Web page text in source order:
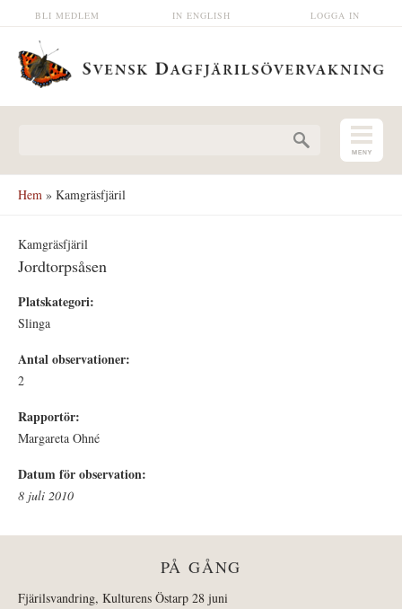
Hoppa till huvudinnehåll LOGGA IN
IN ENGLISH
BLI MEDLEM
Hem » Kamgräsfjäril
Kamgräsfjäril
Jordtorpsåsen
Platskategori:
Slinga
Antal observationer:
2
Rapportör:
Margareta Ohné
Datum för observation:
8 juli 2010
PÅ GÅNG
Fjärilsvandring, Kulturens Östarp 28 juni